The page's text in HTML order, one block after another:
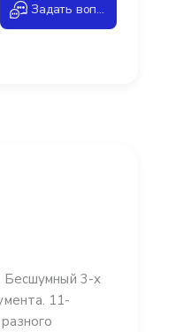
Задать вопрос
Бесшумный 3-х
11-